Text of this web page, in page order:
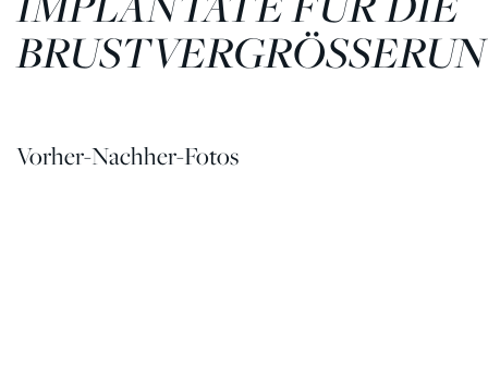
Vorher-Nachher-Fotos